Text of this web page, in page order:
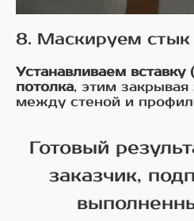
8. Маскируем стык
Устанавливаем вставку
потолка, этим
между стеной и
Готовый
заказчик,